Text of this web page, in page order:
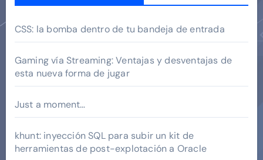
CSS: la bomba dentro de tu bandeja de entrada
Gaming vía Streaming: Ventajas y desventajas de
esta nueva forma de jugar
Just a moment…
khunt: inyección SQL para subir un kit de
herramientas de post-explotación a Oracle